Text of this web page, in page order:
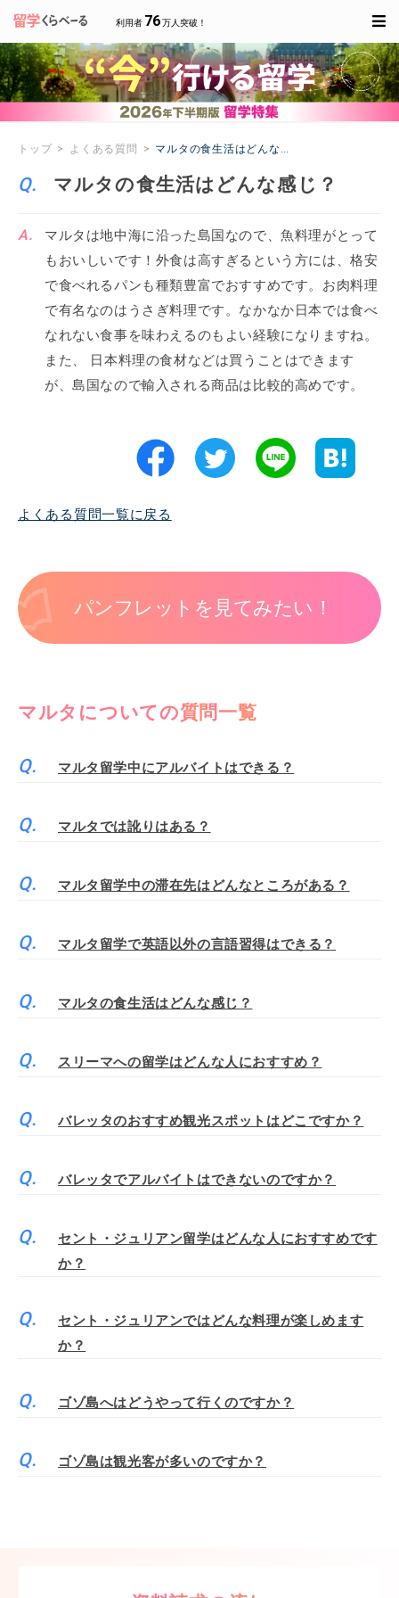
利用者 76万人突破！
トップ よくある質問 マルタの食生活はどんな感じ？
マルタの食生活はどんな感じ？
マルタは地中海に沿った島国なので、魚料理がとって
もおいしいです！外食は高すぎるという方には、格安
で食べれるパンも種類豊富でおすすめです。お肉料理
で有名なのはうさぎ料理です。なかなか日本では食べ
なれない食事を味わえるのもよい経験になりますね。
また、 日本料理の食材などは買うことはできます
が、島国なので輸入される商品は比較的高めです。
よくある質問一覧に戻る
パンフレットを見てみたい！
マルタについての質問一覧
マルタ留学中にアルバイトはできる？
マルタでは訛りはある？
マルタ留学中の滞在先はどんなところがある？
マルタ留学で英語以外の言語習得はできる？
マルタの食生活はどんな感じ？
スリーマへの留学はどんな人におすすめ？
バレッタのおすすめ観光スポットはどこですか？
バレッタでアルバイトはできないのですか？
セント・ジュリアン留学はどんな人におすすめです
か？
セント・ジュリアンではどんな料理が楽しめます
か？
ゴゾ島へはどうやって行くのですか？
ゴゾ島は観光客が多いのですか？